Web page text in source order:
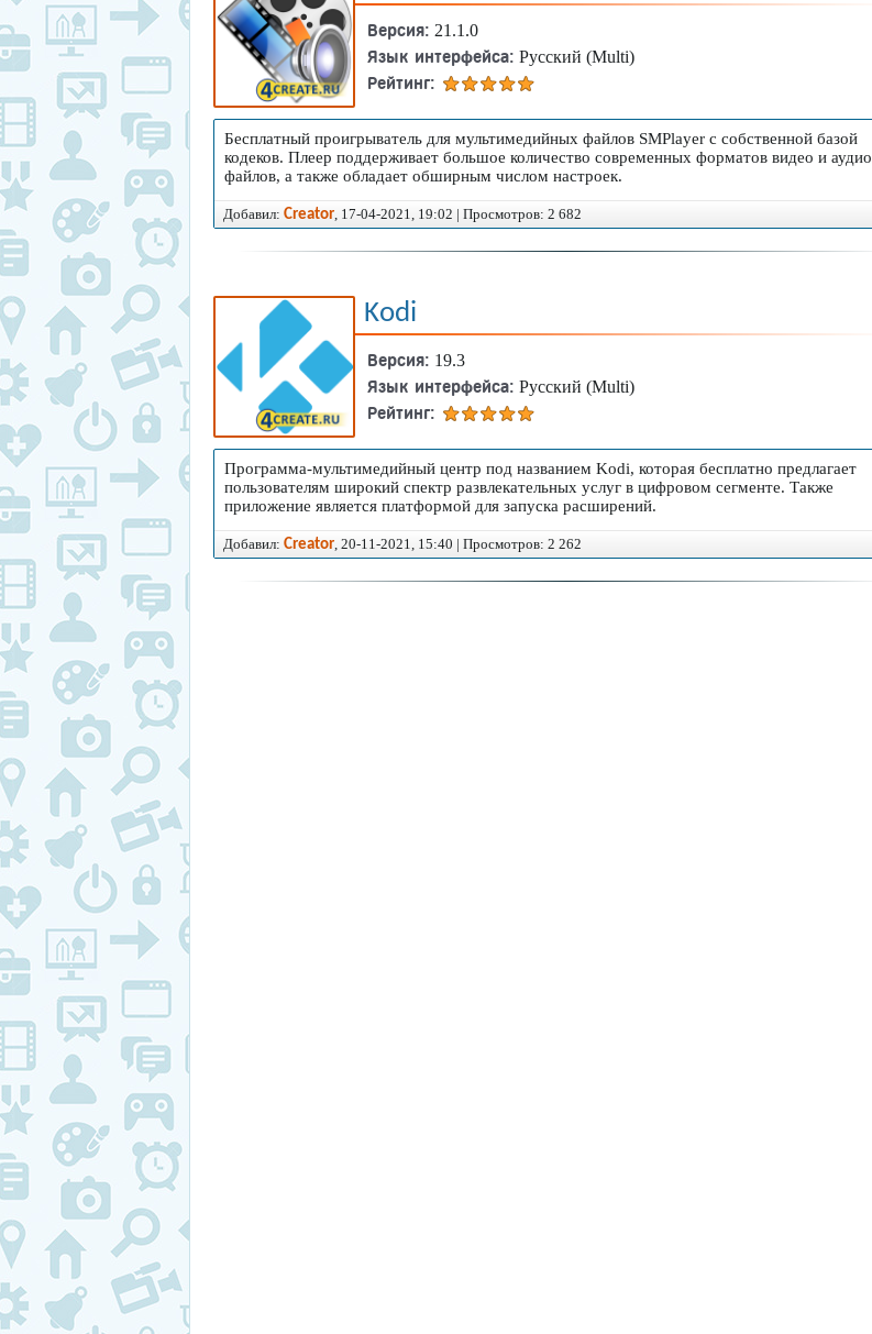
Версия: 21.1.0
Язык интерфейса: Русский (Multi)
Рейтинг:
Бесплатный проигрыватель для мультимедийных файлов SMPlayer с собственной базой
кодеков. Плеер поддерживает большое количество современных форматов видео и аудио
файлов, а также обладает обширным числом настроек.
Добавил: Creator, 17-04-2021, 19:02 | Просмотров: 2 682
Kodi
Версия: 19.3
Язык интерфейса: Русский (Multi)
Рейтинг:
Программа-мультимедийный центр под названием Kodi, которая бесплатно предлагает
пользователям широкий спектр развлекательных услуг в цифровом сегменте. Также
приложение является платформой для запуска расширений.
Добавил: Creator, 20-11-2021, 15:40 | Просмотров: 2 262